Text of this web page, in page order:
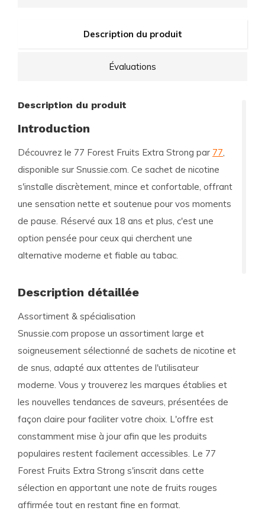
Description du produit
Évaluations
Description du produit
Introduction
Découvrez le 77 Forest Fruits Extra Strong par 77,
disponible sur Snussie.com. Ce sachet de nicotine
s'installe discrètement, mince et confortable, offrant
une sensation nette et soutenue pour vos moments
de pause. Réservé aux 18 ans et plus, c'est une
option pensée pour ceux qui cherchent une
alternative moderne et fiable au tabac.
Description détaillée
Assortiment & spécialisation
Snussie.com propose un assortiment large et
soigneusement sélectionné de sachets de nicotine et
de snus, adapté aux attentes de l'utilisateur
moderne. Vous y trouverez les marques établies et
les nouvelles tendances de saveurs, présentées de
façon claire pour faciliter votre choix. L'offre est
constamment mise à jour afin que les produits
populaires restent facilement accessibles. Le 77
Forest Fruits Extra Strong s'inscrit dans cette
sélection en apportant une note de fruits rouges
affirmée tout en restant fine en format.